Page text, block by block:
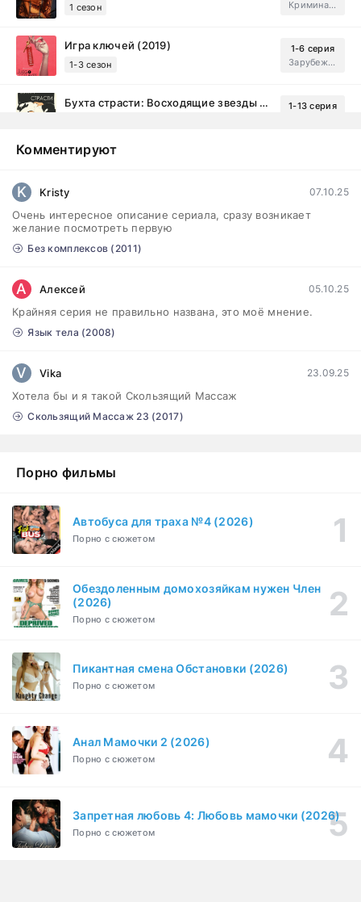
1 сезон
Криминал, Мистический, Триллер, Драма
Игра ключей (2019)
1-3 сезон
1-6 серия
Зарубежный, Мелодрама, Драма
Бухта страсти: Восходящие звезды (2000)
1-13 серия
Эйфория (2019)
Бисексуалка (2018)
1-6 серия
1 сезон
Драма
Комментируют
K Kristy 07.10.25
Очень интересное описание сериала, сразу возникает
желание посмотреть первую
Без комплексов (2011)
А Алексей 05.10.25
Крайняя серия не правильно названа, это моё мнение.
Язык тела (2008)
V Vika 23.09.25
Хотела бы и я такой Скользящий Массаж
Скользящий Массаж 23 (2017)
Порно фильмы
Автобуса для траха №4 (2026)
Порно с сюжетом
Обездоленным домохозяйкам нужен Член
(2026)
Порно с сюжетом
Пикантная смена Обстановки (2026)
Порно с сюжетом
Анал Мамочки 2 (2026)
Порно с сюжетом
Запретная любовь 4: Любовь мамочки (2026)
Порно с сюжетом